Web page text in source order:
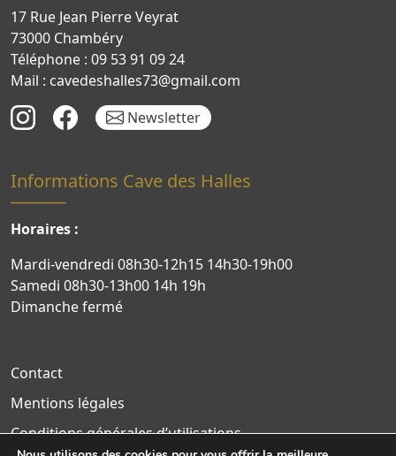
17 Rue Jean Pierre Veyrat
73000 Chambéry
Téléphone : 09 53 91 09 24
Mail : cavedeshalles73@gmail.com
Newsletter
Informations Cave des Halles
Horaires :
Mardi-vendredi 08h30-12h15 14h30-19h00
Samedi 08h30-13h00 14h 19h
Dimanche fermé
Contact
Mentions légales
Conditions générales d’utilisations